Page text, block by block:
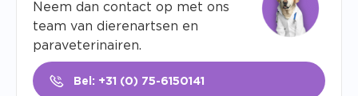
Neem dan contact op met ons
team van dierenartsen en
paraveterinairen.
Bel: +31 (0) 75-6150141